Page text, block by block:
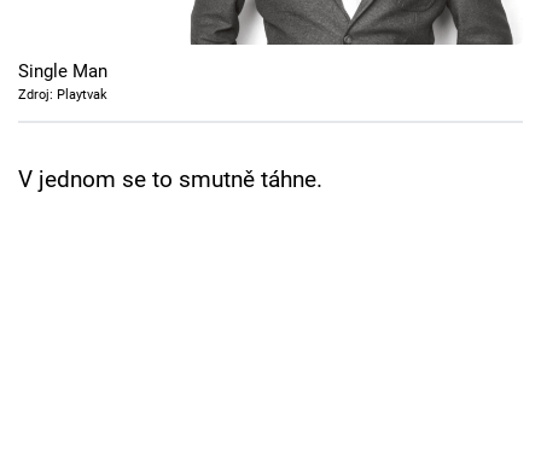
Pořady
Single Man
Zdroj: Playtvak
V jednom se to smutně táhne.